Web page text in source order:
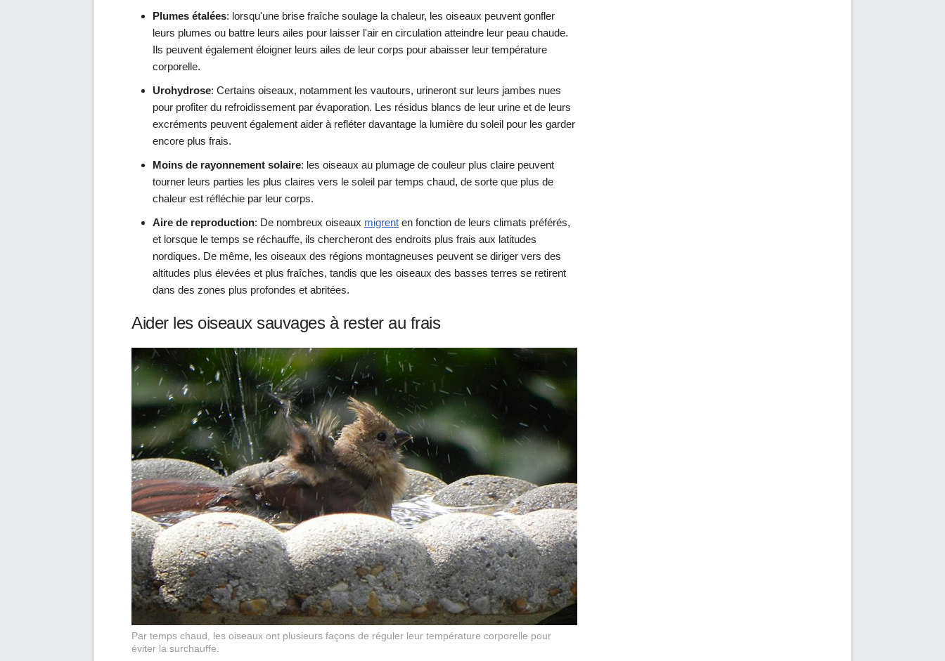
Plumes étalées: lorsqu'une brise fraîche soulage la chaleur, les oiseaux peuvent gonfler
leurs plumes ou battre leurs ailes pour laisser l'air en circulation atteindre leur peau chaude.
Ils peuvent également éloigner leurs ailes de leur corps pour abaisser leur température
corporelle.
Urohydrose: Certains oiseaux, notamment les vautours, urineront sur leurs jambes nues
pour profiter du refroidissement par évaporation. Les résidus blancs de leur urine et de leurs
excréments peuvent également aider à refléter davantage la lumière du soleil pour les garder
encore plus frais.
Moins de rayonnement solaire: les oiseaux au plumage de couleur plus claire peuvent
tourner leurs parties les plus claires vers le soleil par temps chaud, de sorte que plus de
chaleur est réfléchie par leur corps.
Aire de reproduction: De nombreux oiseaux migrent en fonction de leurs climats préférés,
et lorsque le temps se réchauffe, ils chercheront des endroits plus frais aux latitudes
nordiques. De même, les oiseaux des régions montagneuses peuvent se diriger vers des
altitudes plus élevées et plus fraîches, tandis que les oiseaux des basses terres se retirent
dans des zones plus profondes et abritées.
Aider les oiseaux sauvages à rester au frais
Par temps chaud, les oiseaux ont plusieurs façons de réguler leur température corporelle pour
éviter la surchauffe.